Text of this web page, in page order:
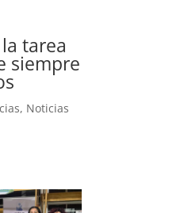
tarea
siempre
, Noticias